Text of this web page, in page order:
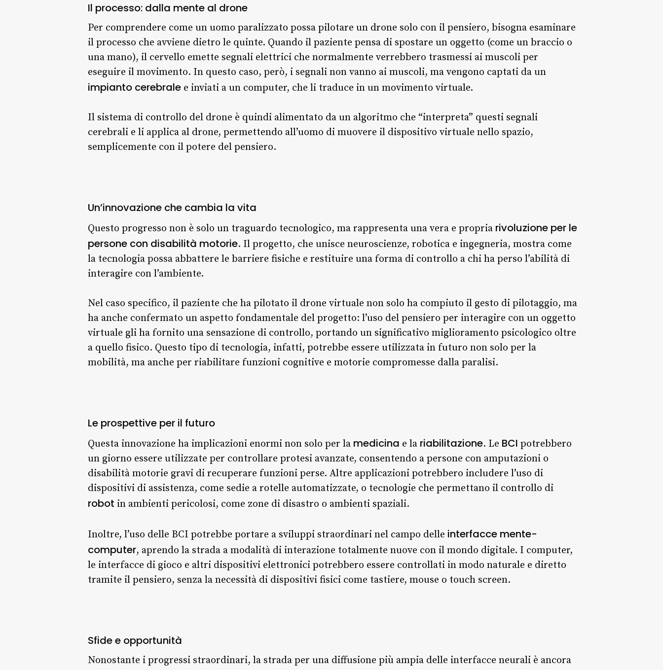
Il processo: dalla mente al drone
Per comprendere come un uomo paralizzato possa pilotare un drone solo con il pensiero, bisogna esaminare
il processo che avviene dietro le quinte. Quando il paziente pensa di spostare un oggetto (come un braccio o
una mano), il cervello emette segnali elettrici che normalmente verrebbero trasmessi ai muscoli per
eseguire il movimento. In questo caso, però, i segnali non vanno ai muscoli, ma vengono captati da un
impianto cerebrale e inviati a un computer, che li traduce in un movimento virtuale.
Il sistema di controllo del drone è quindi alimentato da un algoritmo che “interpreta” questi segnali
cerebrali e li applica al drone, permettendo all’uomo di muovere il dispositivo virtuale nello spazio,
semplicemente con il potere del pensiero.
Un’innovazione che cambia la vita
Questo progresso non è solo un traguardo tecnologico, ma rappresenta una vera e propria rivoluzione per le
persone con disabilità motorie. Il progetto, che unisce neuroscienze, robotica e ingegneria, mostra come
la tecnologia possa abbattere le barriere fisiche e restituire una forma di controllo a chi ha perso l’abilità di
interagire con l’ambiente.
Nel caso specifico, il paziente che ha pilotato il drone virtuale non solo ha compiuto il gesto di pilotaggio, ma
ha anche confermato un aspetto fondamentale del progetto: l’uso del pensiero per interagire con un oggetto
virtuale gli ha fornito una sensazione di controllo, portando un significativo miglioramento psicologico oltre
a quello fisico. Questo tipo di tecnologia, infatti, potrebbe essere utilizzata in futuro non solo per la
mobilità, ma anche per riabilitare funzioni cognitive e motorie compromesse dalla paralisi.
Le prospettive per il futuro
Questa innovazione ha implicazioni enormi non solo per la medicina e la riabilitazione. Le BCI potrebbero
un giorno essere utilizzate per controllare protesi avanzate, consentendo a persone con amputazioni o
disabilità motorie gravi di recuperare funzioni perse. Altre applicazioni potrebbero includere l’uso di
dispositivi di assistenza, come sedie a rotelle automatizzate, o tecnologie che permettano il controllo di
robot in ambienti pericolosi, come zone di disastro o ambienti spaziali.
Inoltre, l’uso delle BCI potrebbe portare a sviluppi straordinari nel campo delle interfacce mente-
computer, aprendo la strada a modalità di interazione totalmente nuove con il mondo digitale. I computer,
le interfacce di gioco e altri dispositivi elettronici potrebbero essere controllati in modo naturale e diretto
tramite il pensiero, senza la necessità di dispositivi fisici come tastiere, mouse o touch screen.
Sfide e opportunità
Nonostante i progressi straordinari, la strada per una diffusione più ampia delle interfacce neurali è ancora